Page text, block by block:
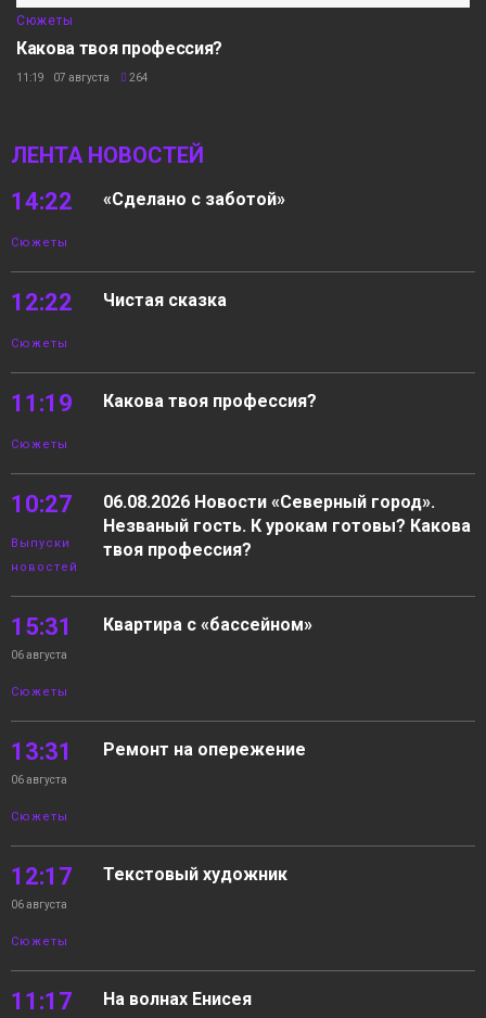
Сюжеты
Какова твоя профессия?
11:19 07 августа 264
ЛЕНТА НОВОСТЕЙ
14:22
Сюжеты
«Сделано с заботой»
12:22
Сюжеты
Чистая сказка
11:19
Сюжеты
Какова твоя профессия?
10:27
Выпуски
новостей
06.08.2026 Новости «Северный город».
Незваный гость. К урокам готовы? Какова
твоя профессия?
15:31
06 августа
Сюжеты
Квартира с «бассейном»
13:31
06 августа
Сюжеты
Ремонт на опережение
12:17
06 августа
Сюжеты
Текстовый художник
11:17 На волнах Енисея